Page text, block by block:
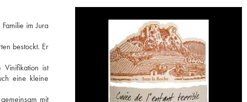
im Jura
bestockt. Er
ist
eine kleine
mit